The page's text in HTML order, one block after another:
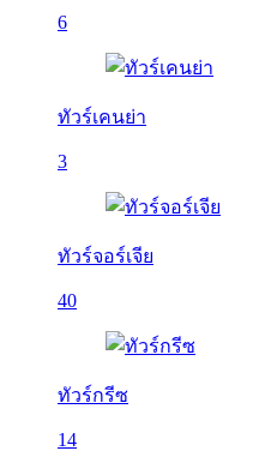
6
ทัวร์เคนย่า
3
ทัวร์จอร์เจีย
40
ทัวร์กรีซ
14